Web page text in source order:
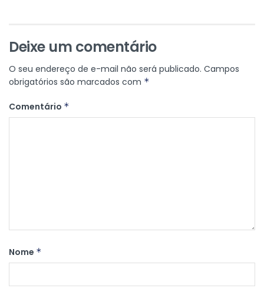
Deixe um comentário
O seu endereço de e-mail não será publicado. Campos
obrigatórios são marcados com *
Comentário *
Nome *